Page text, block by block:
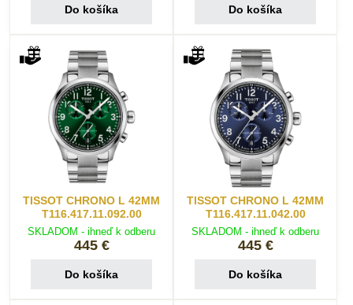
Do košíka Do košíka
TISSOT CHRONO L 42MM
T116.417.11.092.00
SKLADOM - ihneď k odberu
445 €
Do košíka
TISSOT CHRONO L 42MM
T116.417.11.042.00
SKLADOM - ihneď k odberu
445 €
Do košíka